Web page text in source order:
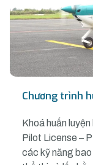
Chương trình
Khoá huấn
Pilot License –
các kỹ năng